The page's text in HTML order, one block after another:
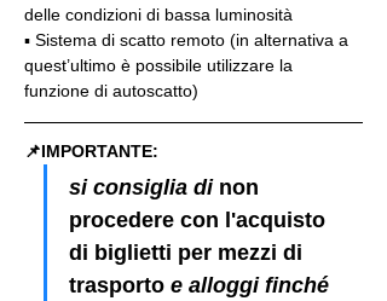
delle condizioni di bassa luminosità
▪️ Sistema di scatto remoto (in alternativa a
quest’ultimo è possibile utilizzare la
funzione di autoscatto)
📌IMPORTANTE:
si consiglia di non
procedere con l'acquisto
di biglietti per mezzi di
trasporto e alloggi finché